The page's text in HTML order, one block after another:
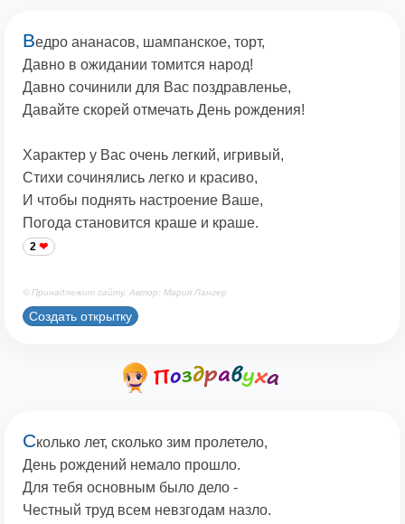
Ведро ананасов, шампанское, торт,
Давно в ожидании томится народ!
Давно сочинили для Вас поздравленье,
Давайте скорей отмечать День рождения!
Характер у Вас очень легкий, игривый,
Стихи сочинялись легко и красиво,
И чтобы поднять настроение Ваше,
Погода становится краше и краше.
2
© Принадлежит сайту. Автор: Мария Лангер
Создать открытку
Сколько лет, сколько зим пролетело,
День рождений немало прошло.
Для тебя основным было дело -
Честный труд всем невзгодам назло.